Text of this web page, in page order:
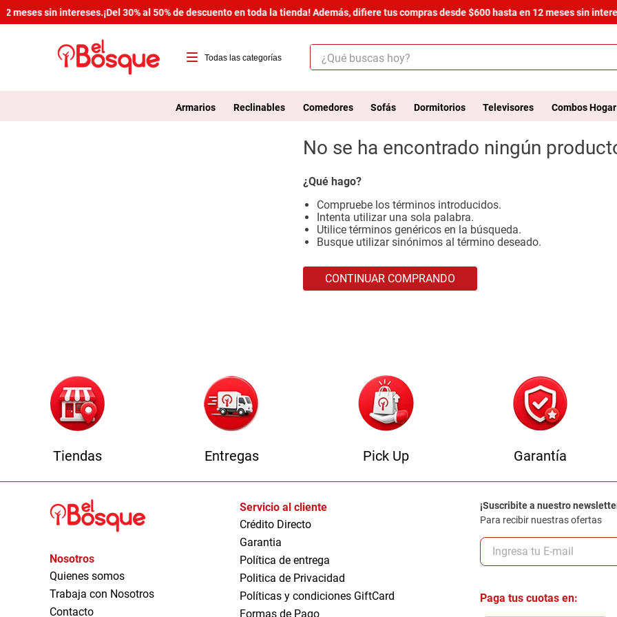
meses sin intereses.¡Del 30% al 50% de descuento en toda la tienda! Además, difiere tus compras desde $600 hasta en 12 meses sin
¿Qué buscas hoy?
Armarios Reclinables Comedores Sofás Dormitorios Televisores Combos Hogar
No se ha encontrado ningún
¿Qué hago?
Compruebe los términos introducidos.
Intenta utilizar una sola palabra.
Utilice términos genéricos en la búsqueda.
Busque utilizar sinónimos al término deseado.
CONTINUAR COMPRANDO
Tiendas Entregas Pick Up Garantía
Nosotros
Quienes somos
Trabaja con Nosotros
Contacto
Servicio al cliente
Crédito Directo
Garantia
Política de entrega
Politica de Privacidad
Políticas y condiciones GiftCard
Formas de Pago
¡Suscribite a nuestro
Para recibir nuestras ofertas
Paga tus cuotas en:
1.
salas
3
cómoda estilo
4.
comedor
5.
zapatera
6.
cama
comoda
armario lux